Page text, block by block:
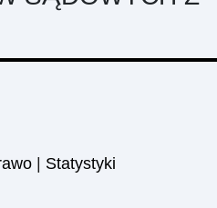
| Statystyki